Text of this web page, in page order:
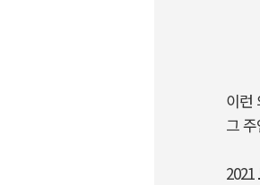
이런
그
2021